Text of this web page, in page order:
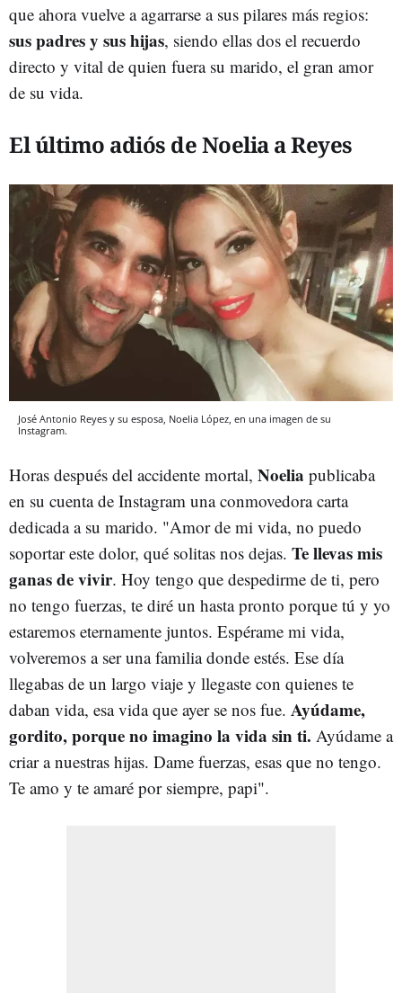
que ahora vuelve a agarrarse a sus pilares más regios:
sus padres y sus hijas, siendo ellas dos el recuerdo
directo y vital de quien fuera su marido, el gran amor
de su vida.
El último adiós de Noelia a Reyes
José Antonio Reyes y su esposa, Noelia López, en una imagen de su
Instagram.
Horas después del accidente mortal, Noelia publicaba
en su cuenta de Instagram una conmovedora carta
dedicada a su marido. "Amor de mi vida, no puedo
soportar este dolor, qué solitas nos dejas. Te llevas mis
ganas de vivir. Hoy tengo que despedirme de ti, pero
no tengo fuerzas, te diré un hasta pronto porque tú y yo
estaremos eternamente juntos. Espérame mi vida,
volveremos a ser una familia donde estés. Ese día
llegabas de un largo viaje y llegaste con quienes te
daban vida, esa vida que ayer se nos fue. Ayúdame,
gordito, porque no imagino la vida sin ti. Ayúdame a
criar a nuestras hijas. Dame fuerzas, esas que no tengo.
Te amo y te amaré por siempre, papi".